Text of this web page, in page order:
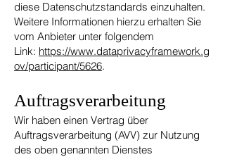
diese Datenschutzstandards einzuhalten.
Weitere Informationen hierzu erhalten Sie
vom Anbieter unter folgendem
Link: https://www.dataprivacyframework.g
ov/participant/5626.
Auftragsverarbeitung
Wir haben einen Vertrag über
Auftragsverarbeitung (AVV) zur Nutzung
des oben genannten Dienstes